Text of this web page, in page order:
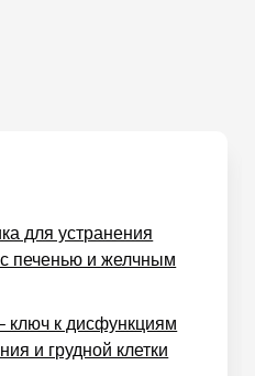
для устранения
печенью и желчным
ключ к дисфункциям
и грудной клетки